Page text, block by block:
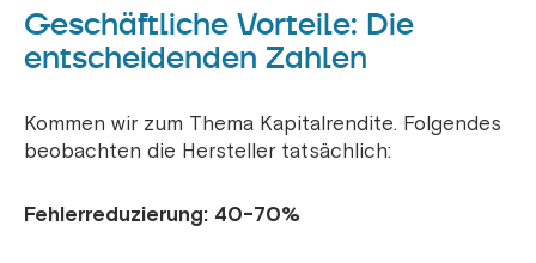
Geschäftliche Vorteile: Die
entscheidenden Zahlen
Kommen wir zum Thema Kapitalrendite. Folgendes
beobachten die Hersteller tatsächlich:
Fehlerreduzierung: 40-70%